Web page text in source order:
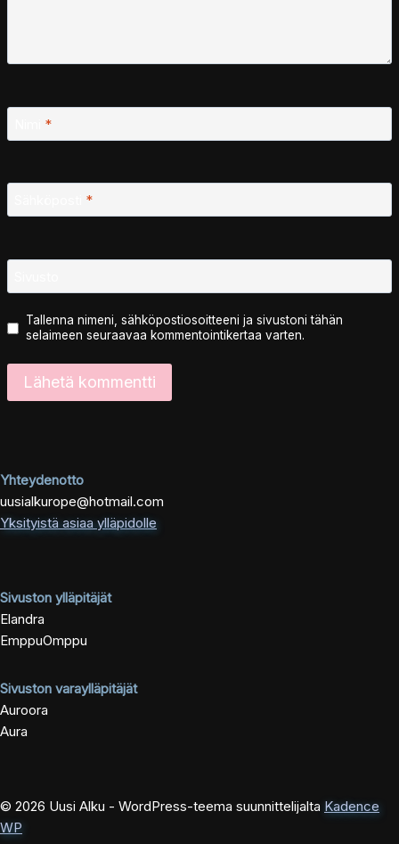
*
*
Tallenna nimeni, sähköpostiosoitteeni ja sivustoni tähän
selaimeen seuraavaa kommentointikertaa varten.
Yhteydenotto
uusialkurope@hotmail.com
Yksityistä asiaa ylläpidolle
Sivuston ylläpitäjät
Elandra
EmppuOmppu
Sivuston varaylläpitäjät
Auroora
Aura
© 2026 Uusi Alku - WordPress-teema suunnittelijalta Kadence
WP